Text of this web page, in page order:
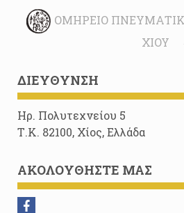
ΟΜΉΡΕΙΟ
ΧΊΟΥ
ΔΙΕΎΘΥΝΣΗ
Ηρ. Πολυτεχνείου 5
Τ.Κ. 82100, Χίος, Ελλάδα
ΑΚΟΛΟΥΘΉΣΤΕ ΜΑΣ